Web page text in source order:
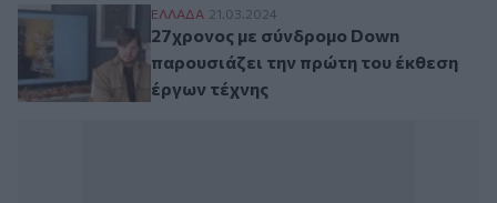
27χρονος με σύνδρομο Down
ΕΛΛAΔΑ 21.03.2024
27χρονος με σύνδρομο Down
παρουσιάζει την πρώτη του έκθεση
έργων τέχνης